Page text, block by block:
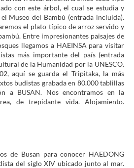
con este árbol, el cual se estudia y
Museo del Bambú (entrada incluida).
el plato típico de arroz servido y
Entre impresionantes paisajes de
llegamos a HAEINSA para visitar
más importante del país (entrada
de la Humanidad por la UNESCO.
aquí se guarda el Tripitaka, la más
budistas grabada en 80.000 tablillas
a BUSAN. Nos encontramos en la
de trepidante vida. Alojamiento.
de Busan para conocer HAEDONG
del siglo XIV ubicado junto al mar.